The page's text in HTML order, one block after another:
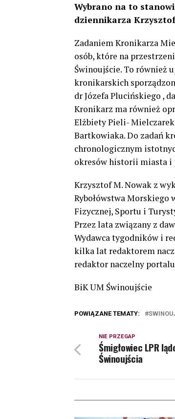
Wybrano na to
dziennikarza
Zadaniem Kronikarza
osób, które na
Świnoujście. To również
kronikarskich
dr Józefa Plucińskiego ,
Kronikarz ma również
Elżbiety Pieli- Mielczarek
Bartkowiaka. Do zadań
chronologicznym
okresów historii miasta i
Krzysztof M. Nowak z
Rybołówstwa
Fizycznej, Sportu i
Przez lata związany z
Wydawca tygodników i
kilka lat redaktorem
redaktor naczelny portalu
BiK UM Świnoujście
POWIĄZANE TEMATY:
NIE PRZEGAP
Śmigłowiec LPR
Świnoujścia